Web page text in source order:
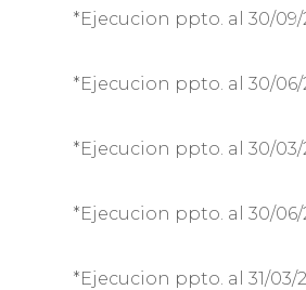
*Ejecucion ppto. al 30/
*Ejecucion ppto. al 30/
*Ejecucion ppto. al 30/
*Ejecucion ppto. al 30/06/
*Ejecucion ppto. al 31/03/